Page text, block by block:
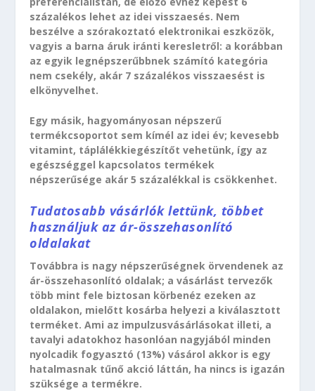
százalékos lehet az idei visszaesés. Nem
beszélve a szórakoztató elektronikai eszközök,
vagyis a barna áruk iránti keresletről: a korábban
az egyik legnépszerűbbnek számító kategória
nem csekély, akár 7 százalékos visszaesést is
elkönyvelhet.
Egy másik, hagyományosan népszerű
termékcsoportot sem kímél az idei év; kevesebb
vitamint, táplálékkiegészítőt vehetünk, így az
egészséggel kapcsolatos termékek
népszerűsége akár 5 százalékkal is csökkenhet.
Tudatosabb vásárlók lettünk, többet
használjuk az ár-összehasonlító
oldalakat
Továbbra is nagy népszerűségnek örvendenek az
ár-összehasonlító oldalak; a vásárlást tervezők
több mint fele biztosan körbenéz ezeken az
oldalakon, mielőtt kosárba helyezi a kiválasztott
terméket. Ami az impulzusvásárlásokat illeti, a
tavalyi adatokhoz hasonlóan nagyjából minden
nyolcadik fogyasztó (13%) vásárol akkor is egy
hatalmasnak tűnő akció láttán, ha nincs is igazán
szüksége a termékre.